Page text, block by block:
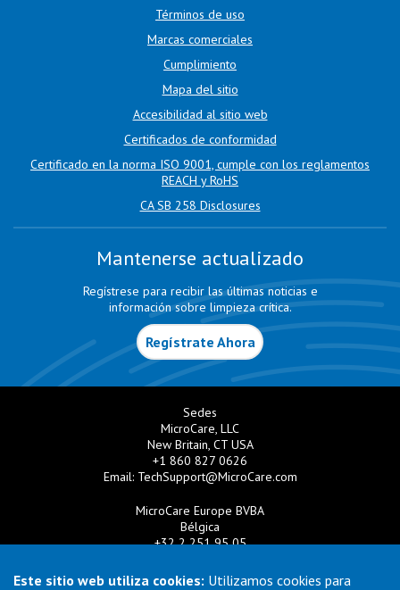
Este sitio web utiliza cookies: Utilizamos cookies para
Términos de uso
Marcas comerciales
Cumplimiento
Mapa del sitio
Accesibilidad al sitio web
Certificados de conformidad
Certificado en la norma ISO 9001, cumple con los reglamentos
REACH y RoHS
CA SB 258 Disclosures
Mantenerse actualizado
Regístrese para recibir las últimas noticias e
información sobre limpieza crítica.
Regístrate Ahora
Sedes
MicroCare, LLC
New Britain, CT USA
+1 860 827 0626
Email: TechSupport@MicroCare.com
MicroCare Europe BVBA
Bélgica
+32 2 251 95 05